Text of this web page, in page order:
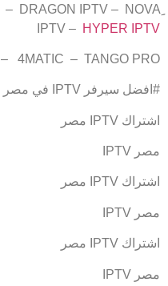
– DRAGON IPTV – NOVA
IPTV – HYPER IPTV
– 4MATIC – TANGO PRO
#افضل سيرفر IPTV في مصر
اشتراك IPTV مصر
مصر IPTV
اشتراك IPTV مصر
مصر IPTV
اشتراك IPTV مصر
مصر IPTV